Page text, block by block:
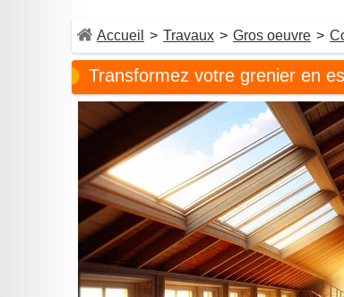
Accueil > Travaux > Gros oeuvre >
Transformez votre grenier en